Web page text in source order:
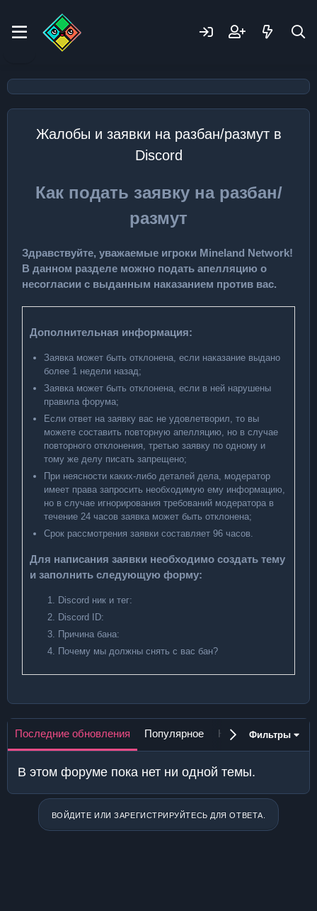
Жалобы и заявки на разбан/размут в
Discord
Как подать заявку на разбан/
размут
Здравствуйте, уважаемые игроки Mineland Network!
В данном разделе можно подать апелляцию о
несогласии с выданным наказанием против вас.
Дополнительная информация:
Заявка может быть отклонена, если наказание выдано
более 1 недели назад;
Заявка может быть отклонена, если в ней нарушены
правила форума;
Если ответ на заявку вас не удовлетворил, то вы
можете составить повторную апелляцию, но в случае
повторного отклонения, третью заявку по одному и
тому же делу писать запрещено;
При неясности каких-либо деталей дела, модератор
имеет права запросить необходимую ему информацию,
но в случае игнорирования требований модератора в
течение 24 часов заявка может быть отклонена;
Срок рассмотрения заявки составляет 96 часов.
Для написания заявки необходимо создать тему
и заполнить следующую форму:
Discord ник и тег:
Discord ID:
Причина бана:
Почему мы должны снять с вас бан?
Последние обновления Популярное Новое Без
Фильтры
В этом форуме пока нет ни одной темы.
ВОЙДИТЕ ИЛИ ЗАРЕГИСТРИРУЙТЕСЬ ДЛЯ ОТВЕТА.